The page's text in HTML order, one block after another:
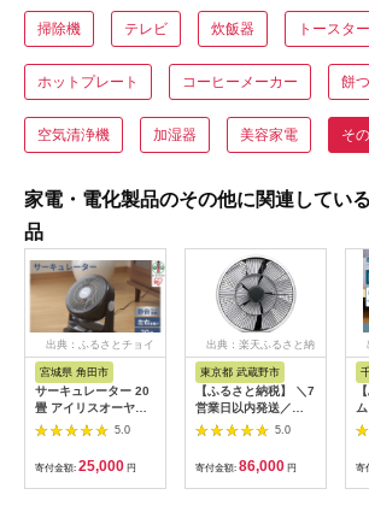
掃除機 テレビ 炊飯器 トースター
ホットプレート コーヒーメーカー 餅
空気清浄機 加湿器 美容家電 そ
家電・電化製品のその他に関連してい
品
出典：ふるさとチョイ
宮城県 角田市
サーキュレーター 20
畳 アイリスオーヤマ
首振り 扇風機 部屋干
し 新生活 扇風機 卓上
卓上扇風機 冷房 暖房
節電 省エネ 空気循環
涼しい循環 コンパク
5.0
寄付金額: 25,000 円
出典：楽天ふるさと納
東京都 武蔵野市
【ふるさと納税】 ＼7
営業日以内発送／
GreenFan Cirq ホワ
イト×ブラック EGF-
3400-WK/JP バルミ
ューダ サーキュレー
ター グリーンファン
5.0
寄付金額: 86,000 円 寄